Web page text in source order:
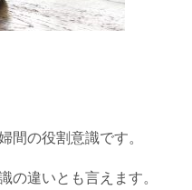
間の役割意識です。
の違いとも言えます。